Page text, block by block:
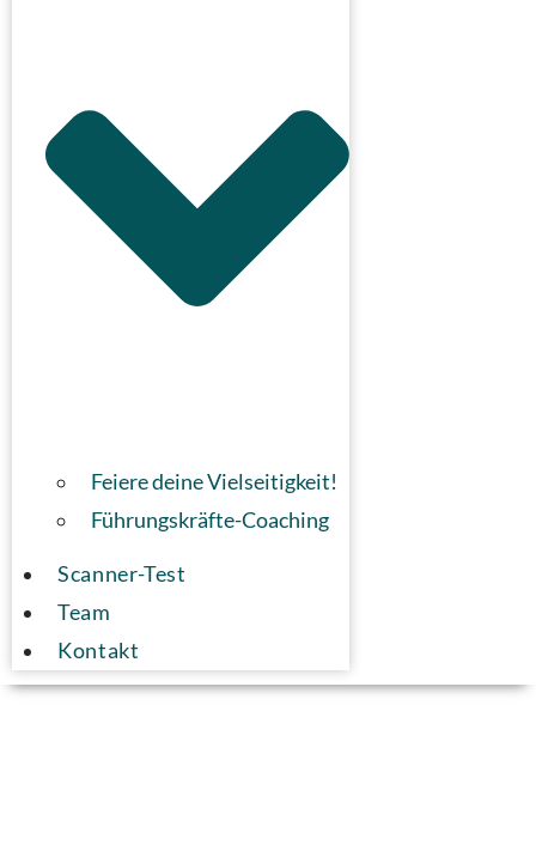
Feiere deine Vielseitigkeit!
Führungskräfte-Coaching
Scanner-Test
Team
Kontakt